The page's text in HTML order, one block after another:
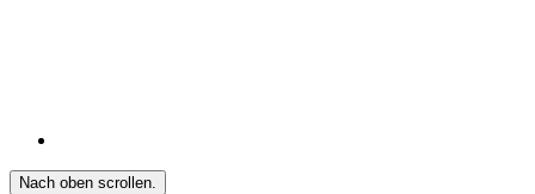
Nach oben scrollen.